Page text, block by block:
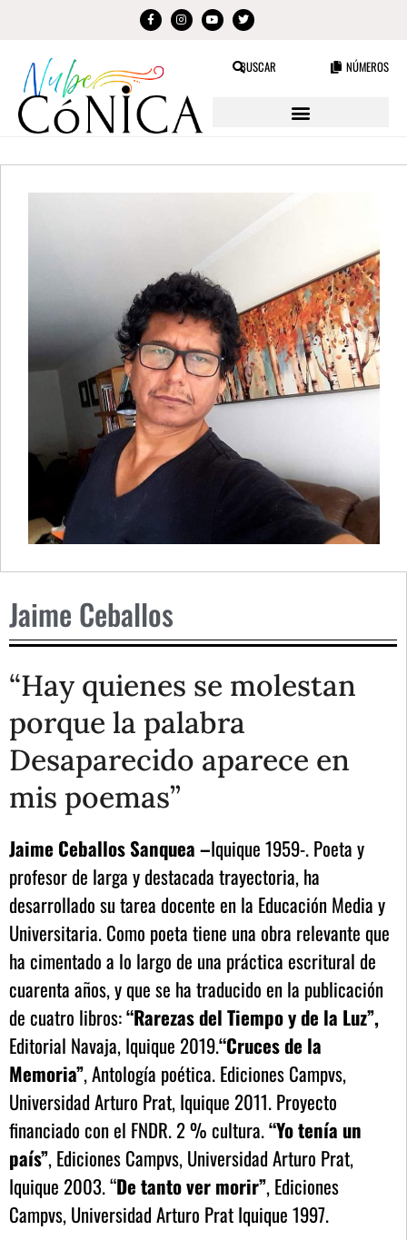
BUSCAR NÚMEROS
Jaime Ceballos
“Hay quienes se molestan
porque la palabra
Desaparecido aparece en
mis poemas”
Jaime Ceballos Sanquea –Iquique 1959-. Poeta y
profesorde larga y destacada trayectoria, ha
desarrollado su tarea docente en la Educación Media y
Universitaria. Como poeta tiene una obra relevante que
ha cimentado a lo largo de una práctica escritural de
cuarenta años, y que se ha traducido en la publicación
de cuatro libros:“Rarezas del Tiempo y de la Luz”,
Editorial Navaja, Iquique 2019.“Cruces de la
Memoria”, Antología poética. Ediciones Campvs,
Universidad Arturo Prat, Iquique 2011. Proyecto
financiado con el FNDR. 2 % cultura.“Yo tenía un
país”, Ediciones Campvs, Universidad Arturo Prat,
Iquique 2003. “De tanto ver morir”, Ediciones
Campvs, Universidad Arturo Prat Iquique 1997.